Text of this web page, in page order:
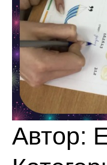
Автор: